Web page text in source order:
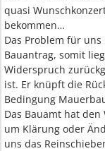
quasi
bekommen…
Das Problem für
Bauantrag, somit
Widerspruch
ist. Er knüpft die
Bedingung
Das Bauamt hat
um Klärung oder
uns das